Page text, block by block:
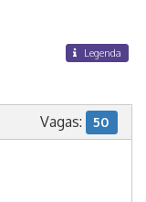
Legenda
Vagas: 50